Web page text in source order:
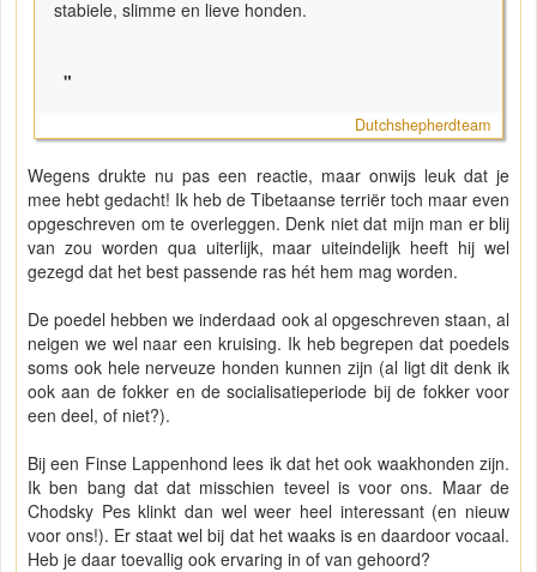
stabiele, slimme en lieve honden.
"
Dutchshepherdteam
Wegens drukte nu pas een reactie, maar onwijs leuk dat je
mee hebt gedacht! Ik heb de Tibetaanse terriër toch maar even
opgeschreven om te overleggen. Denk niet dat mijn man er blij
van zou worden qua uiterlijk, maar uiteindelijk heeft hij wel
gezegd dat het best passende ras hét hem mag worden.
De poedel hebben we inderdaad ook al opgeschreven staan, al
neigen we wel naar een kruising. Ik heb begrepen dat poedels
soms ook hele nerveuze honden kunnen zijn (al ligt dit denk ik
ook aan de fokker en de socialisatieperiode bij de fokker voor
een deel, of niet?).
Bij een Finse Lappenhond lees ik dat het ook waakhonden zijn.
Ik ben bang dat dat misschien teveel is voor ons. Maar de
Chodsky Pes klinkt dan wel weer heel interessant (en nieuw
voor ons!). Er staat wel bij dat het waaks is en daardoor vocaal.
Heb je daar toevallig ook ervaring in of van gehoord?